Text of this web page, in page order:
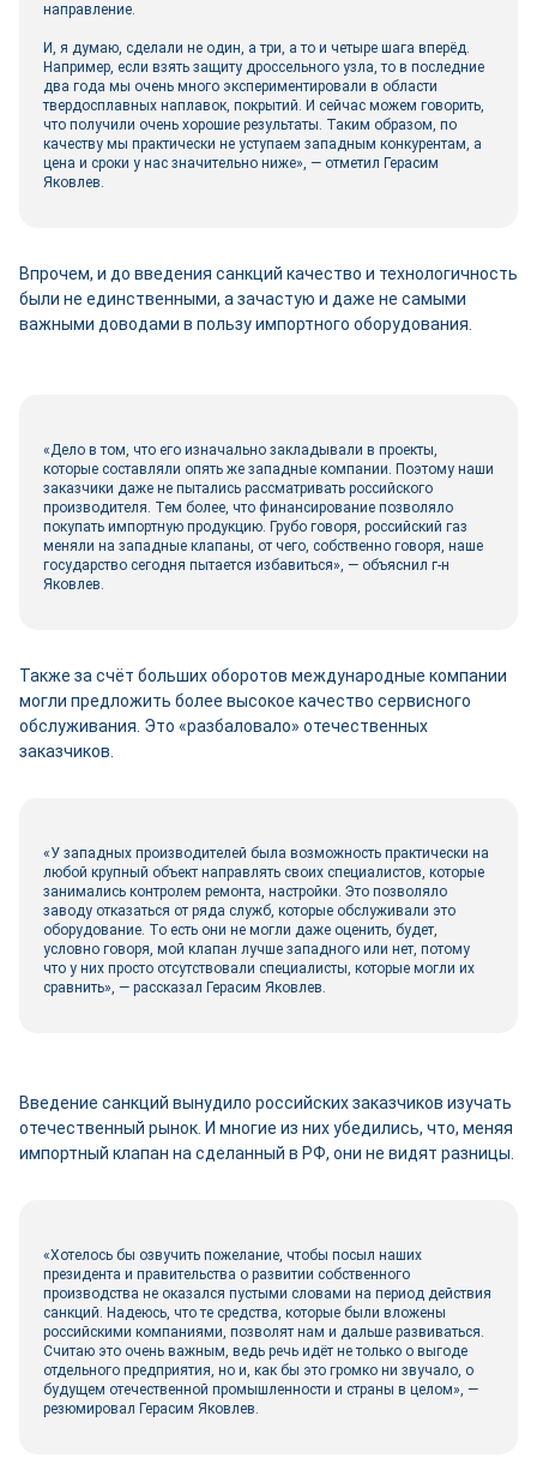
направление.
И, я думаю, сделали не один, а три, а то и четыре шага вперёд.
Например, если взять защиту дроссельного узла, то в последние
два года мы очень много экспериментировали в области
твердосплавных наплавок, покрытий. И сейчас можем говорить,
что получили очень хорошие результаты. Таким образом, по
качеству мы практически не уступаем западным конкурентам, а
цена и сроки у нас значительно ниже», — отметил Герасим
Яковлев.
Впрочем, и до введения санкций качество и технологичность
были не единственными, а зачастую и даже не самыми
важными доводами в пользу импортного оборудования.
«Дело в том, что его изначально закладывали в проекты,
которые составляли опять же западные компании. Поэтому наши
заказчики даже не пытались рассматривать российского
производителя. Тем более, что финансирование позволяло
покупать импортную продукцию. Грубо говоря, российский газ
меняли на западные клапаны, от чего, собственно говоря, наше
государство сегодня пытается избавиться», — объяснил г-н
Яковлев.
Также за счёт больших оборотов международные компании
могли предложить более высокое качество сервисного
обслуживания. Это «разбаловало» отечественных
заказчиков.
«У западных производителей была возможность практически на
любой крупный объект направлять своих специалистов, которые
занимались контролем ремонта, настройки. Это позволяло
заводу отказаться от ряда служб, которые обслуживали это
оборудование. То есть они не могли даже оценить, будет,
условно говоря, мой клапан лучше западного или нет, потому
что у них просто отсутствовали специалисты, которые могли их
сравнить», — рассказал Герасим Яковлев.
Введение санкций вынудило российских заказчиков изучать
отечественный рынок. И многие из них убедились, что, меняя
импортный клапан на сделанный в РФ, они не видят разницы.
«Хотелось бы озвучить пожелание, чтобы посыл наших
президента и правительства о развитии собственного
производства не оказался пустыми словами на период действия
санкций. Надеюсь, что те средства, которые были вложены
российскими компаниями, позволят нам и дальше развиваться.
Считаю это очень важным, ведь речь идёт не только о выгоде
отдельного предприятия, но и, как бы это громко ни звучало, о
будущем отечественной промышленности и страны в целом», —
резюмировал Герасим Яковлев.